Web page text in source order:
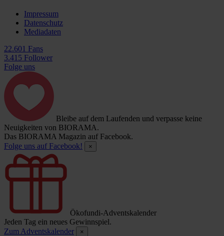
Impressum
Datenschutz
Mediadaten
22.601 Fans
3.415 Follower
Folge uns
Bleibe auf dem Laufenden und verpasse keine
Neuigkeiten von BIORAMA.
Das BIORAMA Magazin auf Facebook.
Folge uns auf Facebook!
×
Ökofundi-Adventskalender
Jeden Tag ein neues Gewinnspiel.
Zum Adventskalender
×